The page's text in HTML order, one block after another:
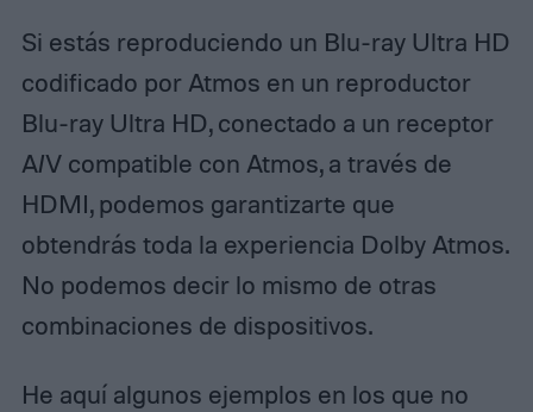
Si estás reproduciendo un Blu-ray Ultra HD
codificado por Atmos en un reproductor
Blu-ray Ultra HD, conectado a un receptor
A/V compatible con Atmos, a través de
HDMI, podemos garantizarte que
obtendrás toda la experiencia Dolby Atmos.
No podemos decir lo mismo de otras
combinaciones de dispositivos.
He aquí algunos ejemplos en los que no